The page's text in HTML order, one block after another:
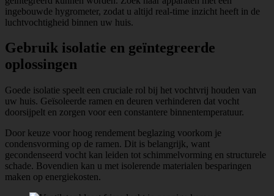
ingebouwde hygrometer, zodat u altijd real-time inzicht heeft in de
luchtvochtigheid binnen uw huis.
Gebruik isolatie en geïntegreerde
oplossingen
Goede isolatie speelt een cruciale rol bij het vochtvrij houden van
uw huis. Geïsoleerde ramen en deuren verhinderen dat vocht
doorsijpelt en zorgen voor een constantere binnentemperatuur.
Door keuze voor hoog rendement beglazing voorkom je
condensvorming op de ramen. Dit is belangrijk, want
gecondenseerd vocht kan leiden tot schimmelvorming en structurele
schade. Bovendien kan u met isolerende materialen besparingen
maken op energiekosten.